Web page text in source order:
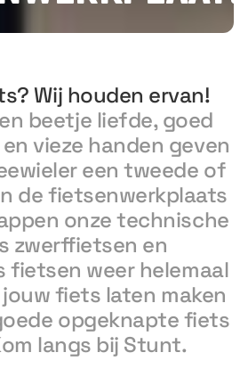
Wij houden ervan!
beetje liefde, goed
vieze handen geven
een tweede of
de fietsenwerkplaats
onze technische
zwerffietsen en
fietsen weer helemaal
jouw fiets laten maken
opgeknapte fiets
langs bij Stunt.